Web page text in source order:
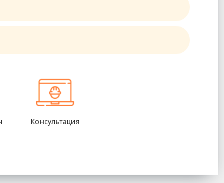
Консультация